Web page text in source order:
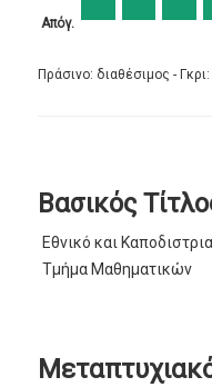
Απόγ.
Πράσινο: διαθέσιμος -
Βασικός
Εθνικό και
Τμήμα Μαθηματικών